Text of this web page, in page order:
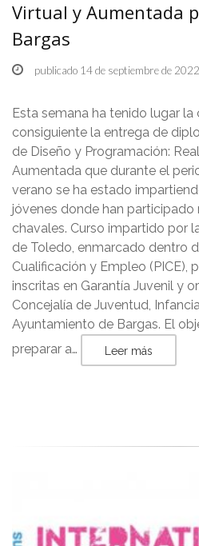
Virtual y Aumentada
Bargas
publicado 14 de septiembre de 2022
Esta semana ha tenido lugar la
consiguiente la entrega de
de Diseño y Programación:
Aumentada que durante el
verano se ha estado
jóvenes donde han participado
chavales. Curso impartido por
de Toledo, enmarcado dentro
Cualificación y Empleo (PICE),
inscritas en Garantía Juvenil y
Concejalía de Juventud,
Ayuntamiento de Bargas. El
preparar a…
Leer más